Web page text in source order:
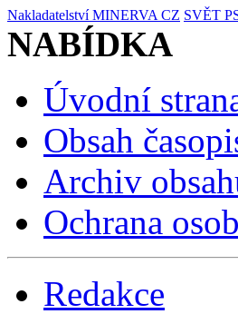
Nakladatelství MINERVA CZ SVĚT
NABÍDKA
Úvodní
Obsah
Archiv
Ochrana
Redakce